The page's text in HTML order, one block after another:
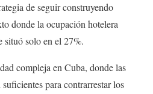
de seguir construyendo
donde la ocupación hotelera
situó solo en el 27%.
compleja en Cuba, donde las
para contrarrestar los